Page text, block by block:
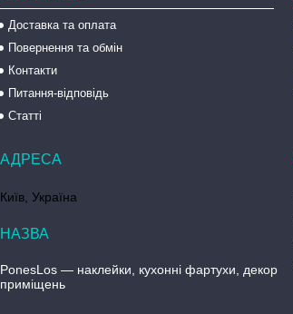
Доставка та оплата
Повернення та обмін
Контакти
Питання-відповідь
Статті
Київ, Україна
PonesLos ― наклейки, кухонні фартухи, декор
приміщень